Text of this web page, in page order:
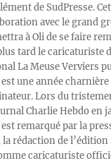
de SudPresse.
avec le grand
à Oli de se faire
tard le caricaturiste
La Meuse Verviers
est une année
Lors du
Charlie Hebdo en
est remarqué par la
la rédaction de
caricaturiste